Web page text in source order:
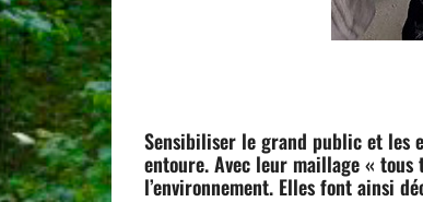
Sensibiliser le grand public et les
entoure. Avec leur maillage «
l’environnement. Elles font ainsi